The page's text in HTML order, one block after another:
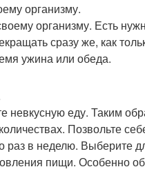
организму.
организму. Есть
сразу же, как
ужина или обеда.
невкусную еду. Таким
Позвольте
раз в неделю. Выберите
пищи. Особенно